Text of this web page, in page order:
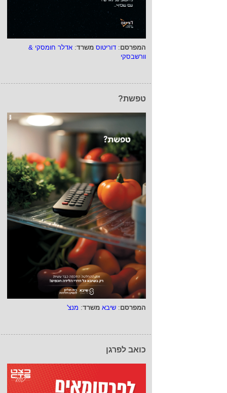
המפרסם: דוריטוס משרד: אדלר חומסקי &
וורשבסקי
טפשת?
המפרסם: שיבא משרד: מנצ'
כואב לפרגן